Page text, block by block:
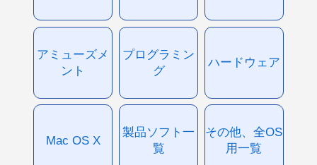
アミューズメ
ント
プログラミン
グ
ハードウェア
Mac OS X
製品ソフト一
覧
その他、全OS
用一覧